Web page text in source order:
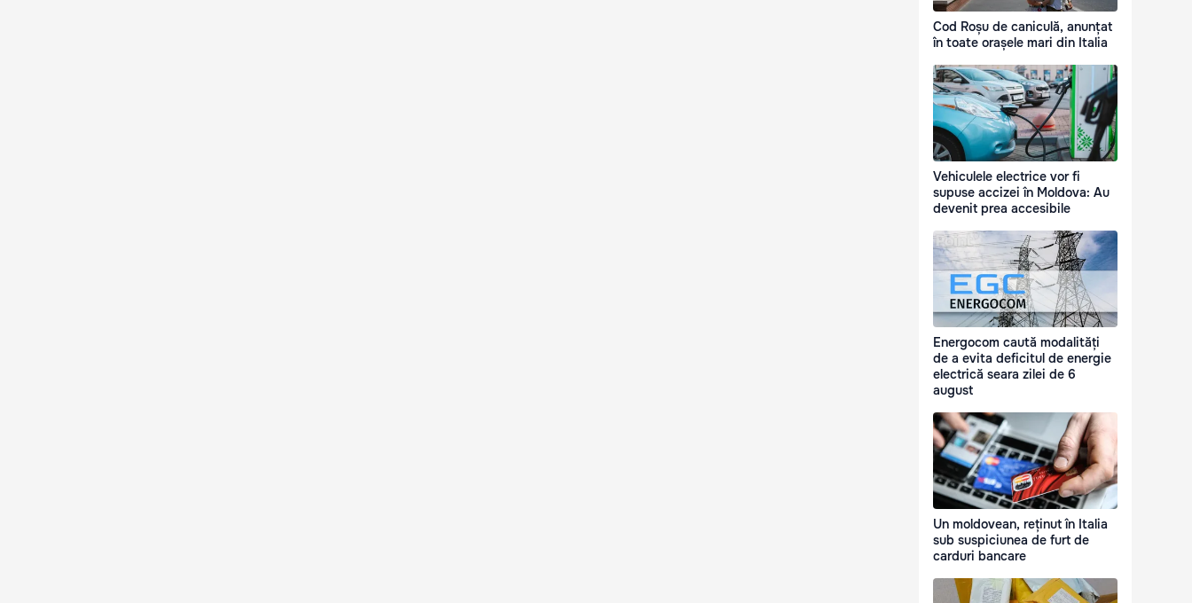
Cod Roșu de caniculă, anunțat
în toate orașele mari din Italia
Vehiculele electrice vor fi
supuse accizei în Moldova: Au
devenit prea accesibile
Energocom caută modalități
de a evita deficitul de energie
electrică seara zilei de 6
august
Un moldovean, reținut în Italia
sub suspiciunea de furt de
carduri bancare